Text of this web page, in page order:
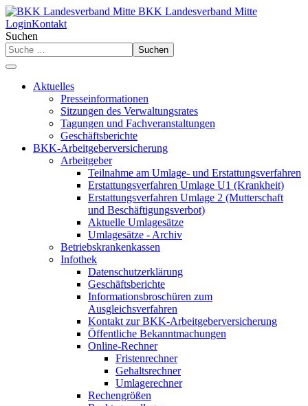
BKK Landesverband Mitte
LoginKontakt
Suchen
Suchen
Aktuelles
Presseinformationen
Sitzungen des Verwaltungsrates
Tagungen und Fachveranstaltungen
Geschäftsberichte
BKK-Arbeitgeberversicherung
Arbeitgeber
Teilnahme am Umlage- und Erstattungsverfahren
Erstattungsverfahren Umlage U1 (Krankheit)
Erstattungsverfahren Umlage 2 (Mutterschaft
und Beschäftigungsverbot)
Aktuelle Umlagesätze
Umlagesätze - Archiv
Betriebskrankenkassen
Infothek
Datenschutzerklärung
Geschäftsberichte
Informationsbroschüren zum
Ausgleichsverfahren
Kontakt zur BKK-Arbeitgeberversicherung
Öffentliche Bekanntmachungen
Online-Rechner
Fristenrechner
Gehaltsrechner
Umlagerechner
Rechengrößen